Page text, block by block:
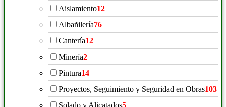
Aislamiento12
Albañilería76
Cantería12
Minería2
Pintura14
Proyectos, Seguimiento y Seguridad en Obras103